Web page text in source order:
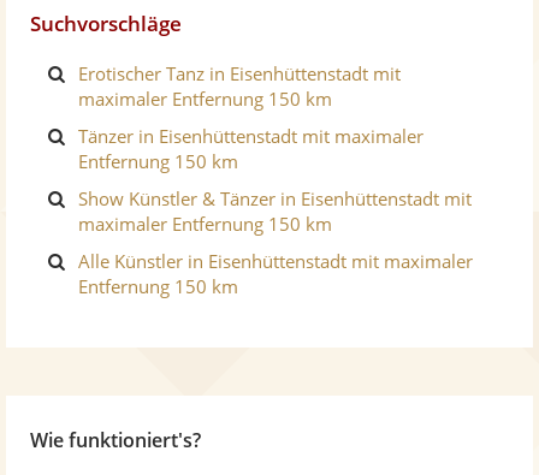
Suchvorschläge
Erotischer Tanz in Eisenhüttenstadt mit
maximaler Entfernung 150 km
Tänzer in Eisenhüttenstadt mit maximaler
Entfernung 150 km
Show Künstler & Tänzer in Eisenhüttenstadt mit
maximaler Entfernung 150 km
Alle Künstler in Eisenhüttenstadt mit maximaler
Entfernung 150 km
Wie funktioniert's?